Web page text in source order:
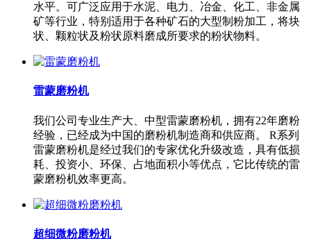
水平。可广泛应用于水泥、电力、冶金、化工、非金属
矿等行业，特别适用于各种矿石的大型制粉加工，将块
状、颗粒状及粉状原料磨成所要求的粉状物料。
雷蒙磨粉机
我们公司专业生产大、中型雷蒙磨粉机，拥有22年磨粉
经验，已经成为中国的磨粉机制造商和供应商。 R系列
雷蒙磨粉机是经过我们的专家优化升级改造，具有低损
耗、投资小、环保、占地面积小等优点，它比传统的雷
蒙磨粉机效率更高。
超细微粉磨粉机